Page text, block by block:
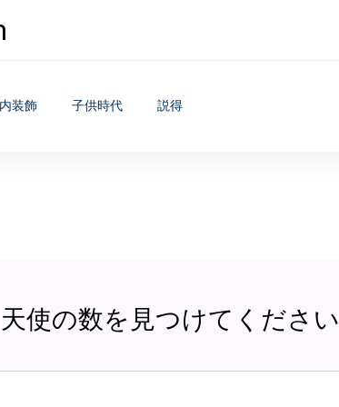
装飾 子供時代 説得
天使の数を見つけてください